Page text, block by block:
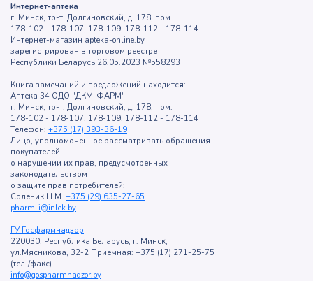
Интернет-аптека
г. Минск, тр-т. Долгиновский, д. 178, пом.
178-102 - 178-107, 178-109, 178-112 - 178-114
Интернет-магазин apteka-online.by
зарегистрирован в торговом реестре
Республики Беларусь 26.05.2023 №558293
Книга замечаний и предложений находится:
Аптека 34 ОДО "ДКМ-ФАРМ"
г. Минск, тр-т. Долгиновский, д. 178, пом.
178-102 - 178-107, 178-109, 178-112 - 178-114
Телефон: +375 (17) 393-36-19
Лицо, уполномоченное рассматривать обращения
покупателей
о нарушении их прав, предусмотренных
законодательством
о защите прав потребителей:
Соленик Н.М. +375 (29) 635-27-65
pharm-i@inlek.by
ГУ Госфармнадзор
220030, Республика Беларусь, г. Минск,
ул.Мясникова, 32-2 Приемная: +375 (17) 271-25-75
(тел./факс)
info@gospharmnadzor.by